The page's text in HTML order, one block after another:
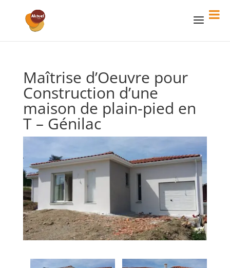
Maîtrise d’Oeuvre pour
Construction d’une
maison de plain-pied en
T – Génilac